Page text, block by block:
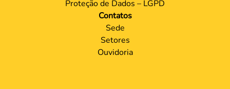
Proteção de Dados – LGPD
Contatos
Sede
Setores
Ouvidoria